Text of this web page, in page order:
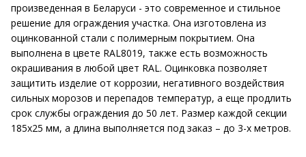
произведенная в Беларуси - это современное и стильное
решение для ограждения участка. Она изготовлена из
оцинкованной стали с полимерным покрытием. Она
выполнена в цвете RAL8019, также есть возможность
окрашивания в любой цвет RAL. Оцинковка позволяет
защитить изделие от коррозии, негативного воздействия
сильных морозов и перепадов температур, а еще продлить
срок службы ограждения до 50 лет. Размер каждой секции
185х25 мм, а длина выполняется под заказ – до 3-х метров.